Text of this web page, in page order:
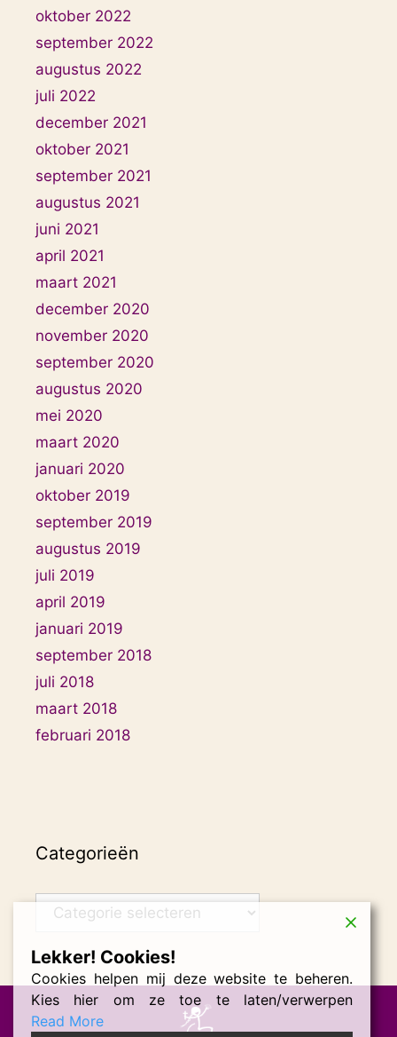
oktober 2022
september 2022
augustus 2022
juli 2022
december 2021
oktober 2021
september 2021
augustus 2021
juni 2021
april 2021
maart 2021
december 2020
november 2020
september 2020
augustus 2020
mei 2020
maart 2020
januari 2020
oktober 2019
september 2019
augustus 2019
juli 2019
april 2019
januari 2019
september 2018
juli 2018
maart 2018
februari 2018
Categorieën
Categorieën
Lekker! Cookies!
Cookies helpen mij deze website te beheren.
Kies hier om ze toe te laten/verwerpen
Read More